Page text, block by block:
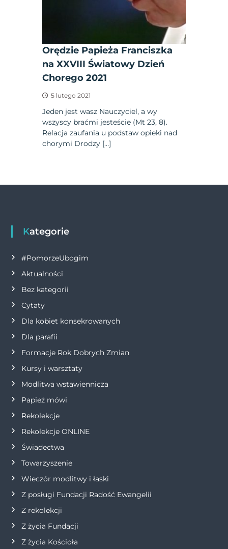
Orędzie Papieża Franciszka
na XXVIII Światowy Dzień
Chorego 2021
5 lutego 2021
Jeden jest wasz Nauczyciel, a wy
wszyscy braćmi jesteście (Mt 23, 8).
Relacja zaufania u podstaw opieki nad
chorymi Drodzy […]
Kategorie
#PomorzeUbogim
Aktualności
Bez kategorii
Cytaty
Dla kobiet konsekrowanych
Dla parafii
Formacje Rok Dobrych Zmian
Kursy i warsztaty
Modlitwa wstawiennicza
Papież mówi
Rekolekcje
Rekolekcje ONLINE
Świadectwa
Towarzyszenie
Wieczór modlitwy i łaski
Z posługi Fundacji Radość Ewangelii
Z rekolekcji
Z życia Fundacji
Z życia Kościoła